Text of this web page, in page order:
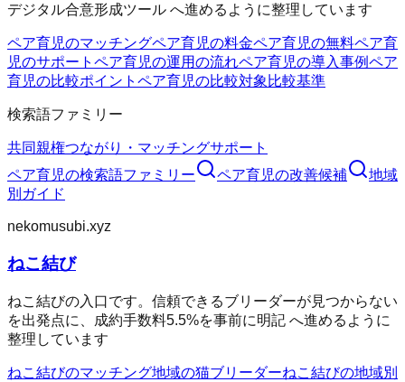
デジタル合意形成ツール へ進めるように整理しています
ペア育児のマッチングペア育児の料金ペア育児の無料ペア育
児のサポート ペア育児の運用の流れペア育児の導入事例ペア
育児の比較ポイント ペア育児の比較対象 比較基準
検索語ファミリー
共同親権つながり・マッチングサポート
ペア育児の検索語ファミリー ペア育児の改善候補
地域
別ガイド
nekomusubi.xyz
ねこ結び
ねこ結びの入口です。信頼できるブリーダーが見つからない
を出発点に、成約手数料5.5%を事前に明記 へ進めるように
整理しています
ねこ結びのマッチング地域の猫ブリーダーねこ結びの地域別